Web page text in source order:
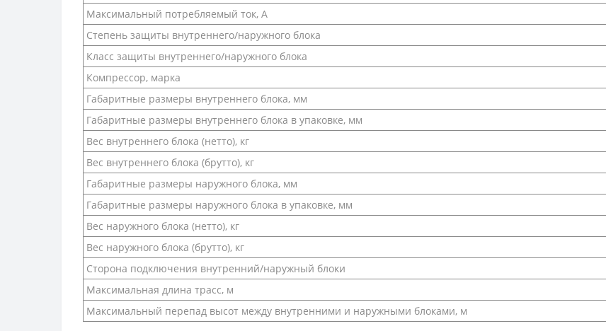
Максимальный потребляемый ток, А
Степень защиты внутреннего/наружного блока
Класс защиты внутреннего/наружного блока
Компрессор, марка
Габаритные размеры внутреннего блока, мм
Габаритные размеры внутреннего блока в упаковке, мм
Вес внутреннего блока (нетто), кг
Вес внутреннего блока (брутто), кг
Габаритные размеры наружного блока, мм
Габаритные размеры наружного блока в упаковке, мм
Вес наружного блока (нетто), кг
Вес наружного блока (брутто), кг
Сторона подключения внутренний/наружный блоки
Максимальная длина трасс, м
Максимальный перепад высот между внутренними и наружными блоками, м